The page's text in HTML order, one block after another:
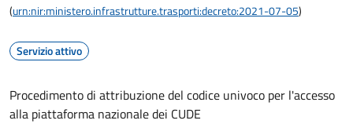
(urn:nir:ministero.infrastrutture.trasporti:decreto:2021-07-05)
Servizio attivo
Procedimento di attribuzione del codice univoco per l'accesso
alla piattaforma nazionale dei CUDE